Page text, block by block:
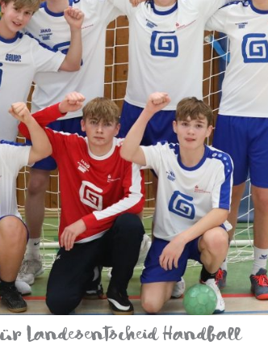
Landesentscheid Handball